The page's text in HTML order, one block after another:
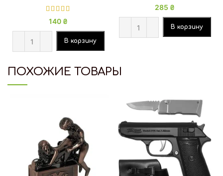
140 ₴
В корзину
285 ₴
В корзину
ПОХОЖИЕ ТОВАРЫ